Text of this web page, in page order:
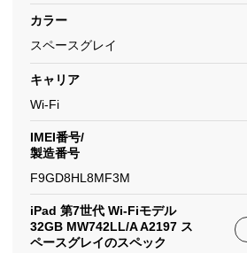
カラー
スペースグレイ
キャリア
Wi-Fi
IMEI番号/
製造番号
F9GD8HL8MF3M
iPad 第7世代 Wi-Fiモデル
32GB MW742LL/A A2197 ス
ペースグレイのスペック